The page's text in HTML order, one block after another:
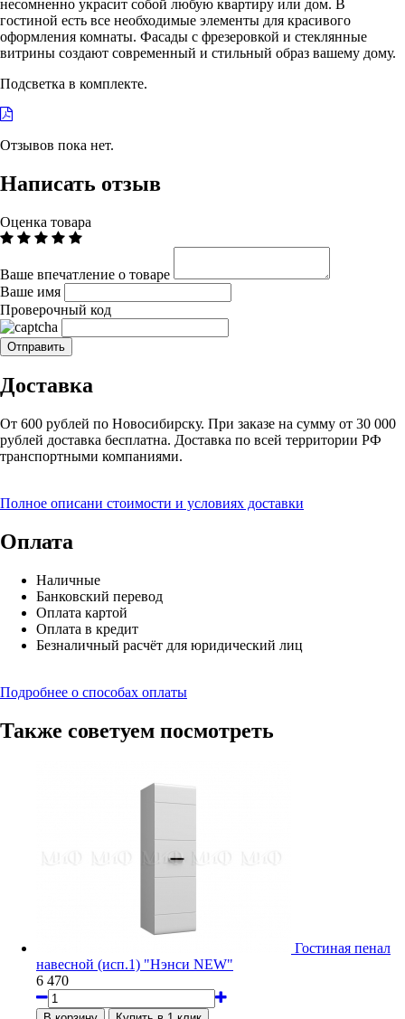
несомненно украсит собой любую квартиру или дом. В
гостиной есть все необходимые элементы для красивого
оформления комнаты. Фасады с фрезеровкой и стеклянные
витрины создают современный и стильный образ вашему дому.
Подсветка в комплекте.
Отзывов пока нет.
Написать отзыв
Оценка товара
Ваше впечатление о товаре
Ваше имя
Проверочный код
Доставка
От 600 рублей по Новосибирску. При заказе на сумму от 30 000
рублей доставка бесплатна. Доставка по всей территории РФ
транспортными компаниями.
Полное описани стоимости и условиях доставки
Оплата
Наличные
Банковский перевод
Оплата картой
Оплата в кредит
Безналичный расчёт для юридический лиц
Подробнее о способах оплаты
Также советуем посмотреть
Гостиная пенал
навесной (исп.1) "Нэнси NEW"
6 470